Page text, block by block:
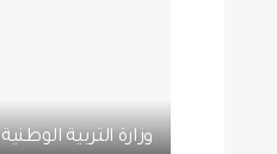
وزارة التربية